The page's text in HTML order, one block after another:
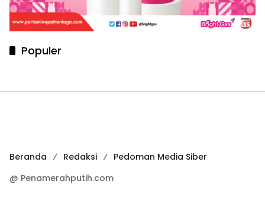
Populer
Beranda Redaksi
Pedoman Media Siber
@ Penamerahputih.com